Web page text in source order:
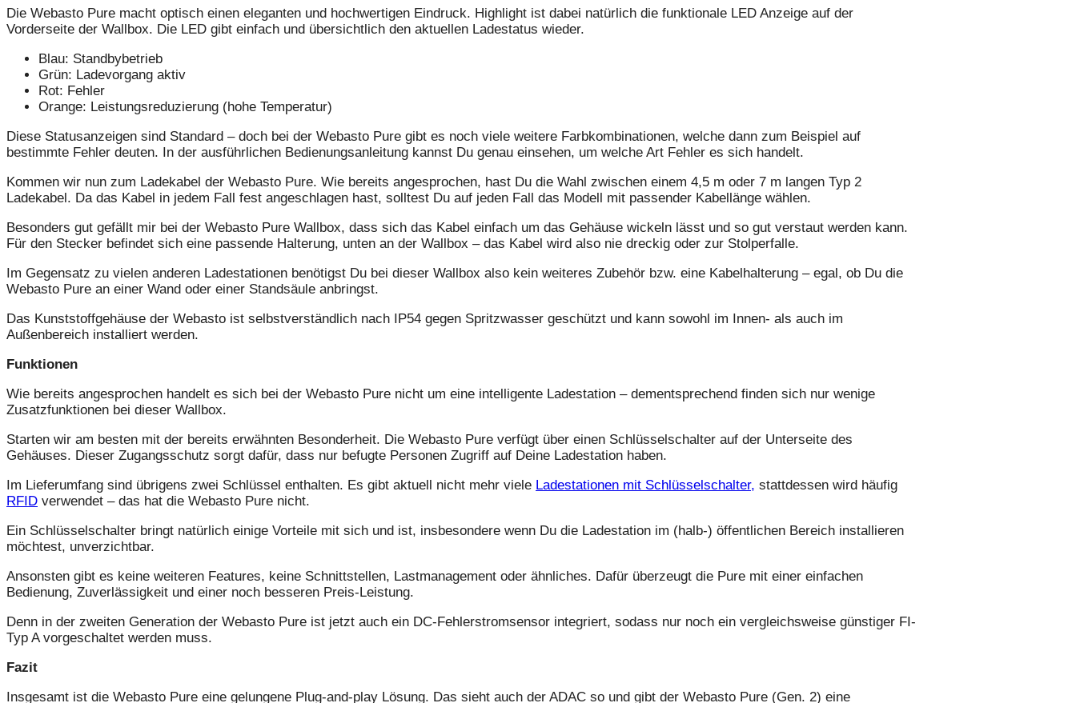
Die Webasto Pure macht optisch einen eleganten und hochwertigen Eindruck. Highlight ist dabei natürlich die funktionale LED Anzeige auf der
Vorderseite der Wallbox. Die LED gibt einfach und übersichtlich den aktuellen Ladestatus wieder.
Blau: Standbybetrieb
Grün: Ladevorgang aktiv
Rot: Fehler
Orange: Leistungsreduzierung (hohe Temperatur)
Diese Statusanzeigen sind Standard – doch bei der Webasto Pure gibt es noch viele weitere Farbkombinationen, welche dann zum Beispiel auf
bestimmte Fehler deuten. In der ausführlichen Bedienungsanleitung kannst Du genau einsehen, um welche Art Fehler es sich handelt.
Kommen wir nun zum Ladekabel der Webasto Pure. Wie bereits angesprochen, hast Du die Wahl zwischen einem 4,5 m oder 7 m langen Typ 2
Ladekabel. Da das Kabel in jedem Fall fest angeschlagen hast, solltest Du auf jeden Fall das Modell mit passender Kabellänge wählen.
Besonders gut gefällt mir bei der Webasto Pure Wallbox, dass sich das Kabel einfach um das Gehäuse wickeln lässt und so gut verstaut werden kann.
Für den Stecker befindet sich eine passende Halterung, unten an der Wallbox – das Kabel wird also nie dreckig oder zur Stolperfalle.
Im Gegensatz zu vielen anderen Ladestationen benötigst Du bei dieser Wallbox also kein weiteres Zubehör bzw. eine Kabelhalterung – egal, ob Du die
Webasto Pure an einer Wand oder einer Standsäule anbringst.
Das Kunststoffgehäuse der Webasto ist selbstverständlich nach IP54 gegen Spritzwasser geschützt und kann sowohl im Innen- als auch im
Außenbereich installiert werden.
Funktionen
Wie bereits angesprochen handelt es sich bei der Webasto Pure nicht um eine intelligente Ladestation – dementsprechend finden sich nur wenige
Zusatzfunktionen bei dieser Wallbox.
Starten wir am besten mit der bereits erwähnten Besonderheit. Die Webasto Pure verfügt über einen Schlüsselschalter auf der Unterseite des
Gehäuses. Dieser Zugangsschutz sorgt dafür, dass nur befugte Personen Zugriff auf Deine Ladestation haben.
Im Lieferumfang sind übrigens zwei Schlüssel enthalten. Es gibt aktuell nicht mehr viele Ladestationen mit Schlüsselschalter, stattdessen wird häufig
RFID verwendet – das hat die Webasto Pure nicht.
Ein Schlüsselschalter bringt natürlich einige Vorteile mit sich und ist, insbesondere wenn Du die Ladestation im (halb-) öffentlichen Bereich installieren
möchtest, unverzichtbar.
Ansonsten gibt es keine weiteren Features, keine Schnittstellen, Lastmanagement oder ähnliches. Dafür überzeugt die Pure mit einer einfachen
Bedienung, Zuverlässigkeit und einer noch besseren Preis-Leistung.
Denn in der zweiten Generation der Webasto Pure ist jetzt auch ein DC-Fehlerstromsensor integriert, sodass nur noch ein vergleichsweise günstiger FI-
Typ A vorgeschaltet werden muss.
Fazit
Insgesamt ist die Webasto Pure eine gelungene Plug-and-play Lösung. Das sieht auch der ADAC so und gibt der Webasto Pure (Gen. 2) eine